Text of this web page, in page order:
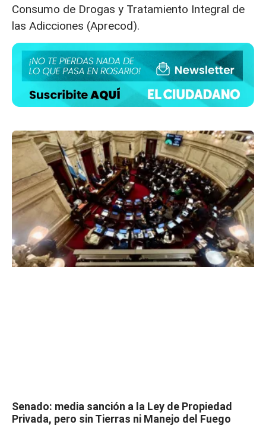
Consumo de Drogas y Tratamiento Integral de
las Adicciones (Aprecod).
Senado: media sanción a la Ley de Propiedad
Privada, pero sin Tierras ni Manejo del Fuego